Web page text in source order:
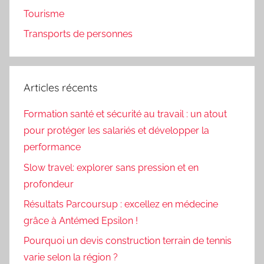
Tourisme
Transports de personnes
Articles récents
Formation santé et sécurité au travail : un atout
pour protéger les salariés et développer la
performance
Slow travel: explorer sans pression et en
profondeur
Résultats Parcoursup : excellez en médecine
grâce à Antémed Epsilon !
Pourquoi un devis construction terrain de tennis
varie selon la région ?